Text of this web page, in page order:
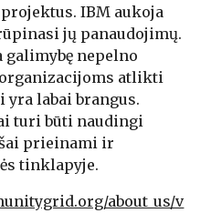
IBM aukoja
jų panaudojimų.
nepelno
atlikti
labai brangus.
turi būti naudingi
prieinami ir
tinklapyje.
about_us/v